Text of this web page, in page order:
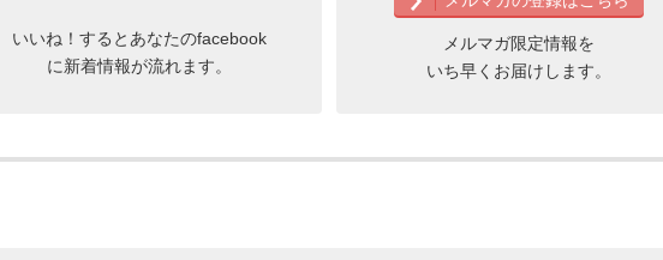
いいね！するとあなたのfacebook
に新着情報が流れます。
メルマガ限定情報を
いち早くお届けします。